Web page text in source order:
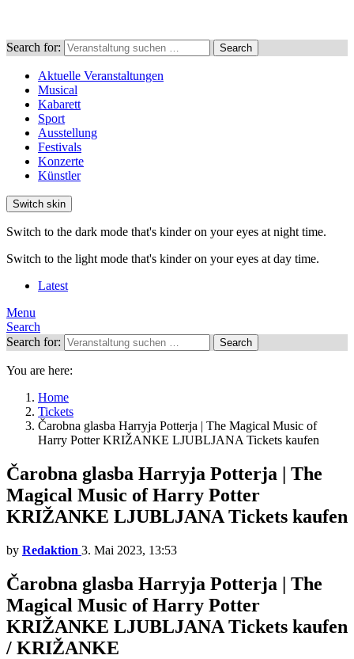
Search for: Search
Aktuelle Veranstaltungen
Musical
Kabarett
Sport
Ausstellung
Festivals
Konzerte
Künstler
Switch skin
Switch to the dark mode that's kinder on your eyes at night time.
Switch to the light mode that's kinder on your eyes at day time.
Latest
Menu
Search
Search for:
Search
You are here:
Home
Tickets
Čarobna glasba Harryja Potterja | The Magical Music of
Harry Potter KRIŽANKE LJUBLJANA Tickets kaufen
Čarobna glasba Harryja Potterja | The
Magical Music of Harry Potter
KRIŽANKE LJUBLJANA Tickets kaufen
by Redaktion 3. Mai 2023, 13:53
Čarobna glasba Harryja Potterja | The
Magical Music of Harry Potter
KRIŽANKE LJUBLJANA Tickets kaufen
/ KRIŽANKE